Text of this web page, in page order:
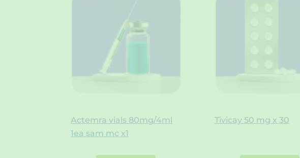
Actemra vials 80mg/4ml
1ea sam mc x1
Tivicay 50 mg x 30